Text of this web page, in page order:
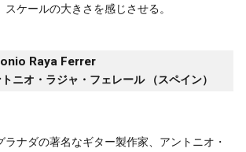
ケールの大きさを感じさせる。
Raya Ferrer
ニオ・ラジャ・フェレール （スペイン）
ナダの著名なギター製作家、アントニオ・